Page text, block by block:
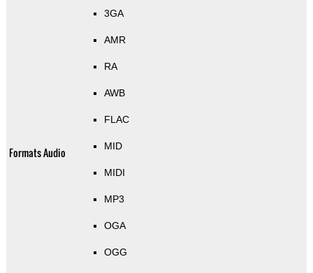
Formats Audio
3GA
AMR
RA
AWB
FLAC
MID
MIDI
MP3
OGA
OGG